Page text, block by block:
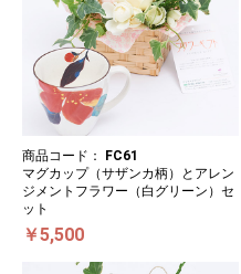
商品コード：
FC61
マグカップ（サザンカ柄）とアレン
ジメントフラワー（白グリーン）セ
ット
￥5,500